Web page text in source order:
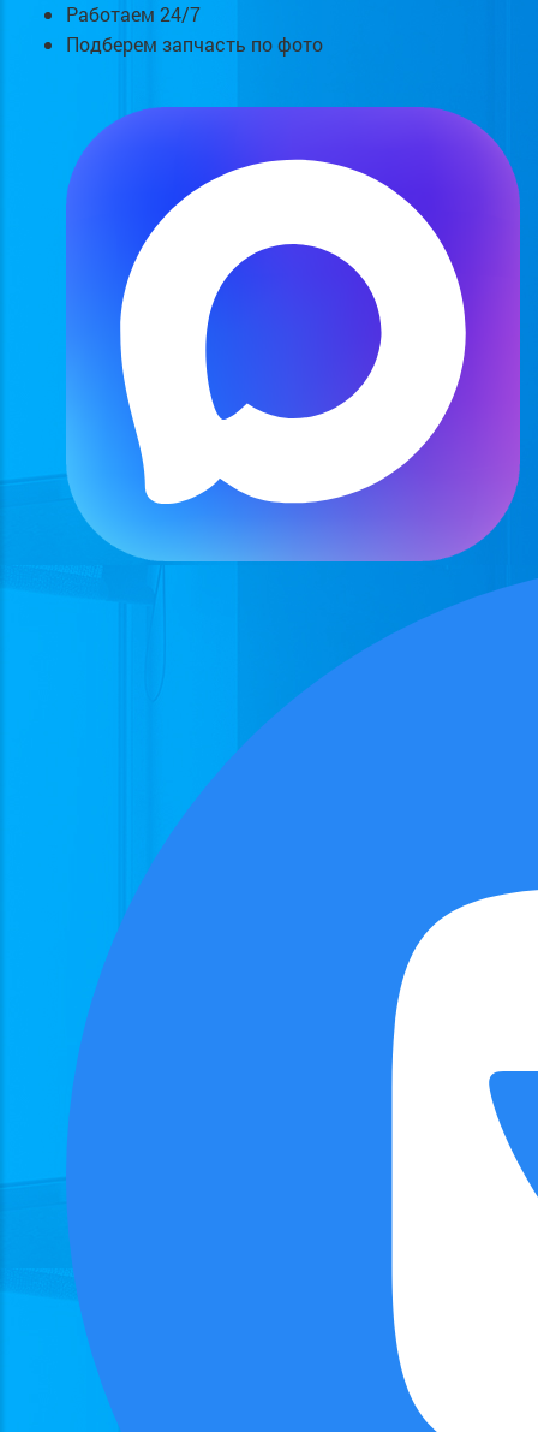
Работаем 24/7
Подберем запчасть по фото